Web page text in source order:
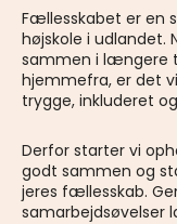
Fællesskabet er en
højskole i
sammen i længere
hjemmefra, er det
trygge, inkluderet
Derfor starter vi
godt sammen og
jeres fællesskab.
samarbejdsøvelser